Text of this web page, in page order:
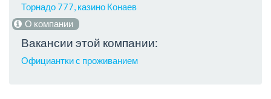
Торнадо 777, казино Конаев
О компании
Вакансии этой компании:
Официантки с проживанием